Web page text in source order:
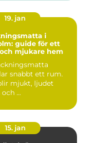
19. jan
i
guide för ett
mjukare hem
snabbt ett rum.
mjukt, ljudet
...
15. jan